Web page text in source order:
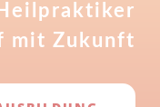
Heilpraktiker
mit Zukunft